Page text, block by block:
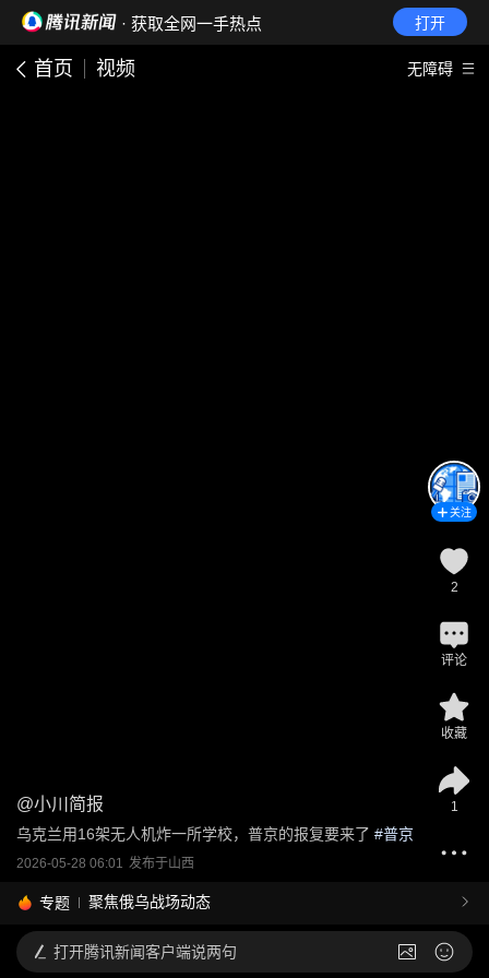
· 获取全网一手热点 打开
首页 视频 无障碍
@小川简报
乌克兰用16架无人机炸一所学校，普京的报复要来了 #普京
2026-05-28 06:01 发布于山西
专题 聚焦俄乌战场动态
关注
2
评论
收藏
1
打开腾讯新闻客户端说两句